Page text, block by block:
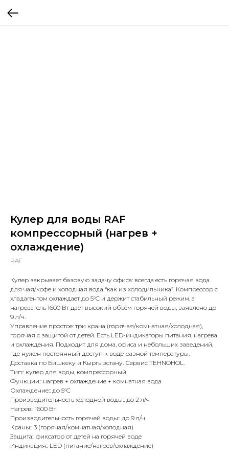
Кулер для воды RAF
компрессорный (нагрев +
охлаждение)
RAF
Кулер закрывает базовую задачу офиса: всегда есть горячая вода
для чая/кофе и холодная вода “как из холодильника”. Компрессор с
хладагентом охлаждает до 5°C и держит стабильный режим, а
нагреватель 1600 Вт даёт высокий объём горячей воды, заявлено до
9 л/ч.
Управление простое: три крана (горячая/комнатная/холодная),
горячая с защитой от детей. Есть LED-индикаторы питания, нагрева
и охлаждения. Подходит для дома, офиса и небольших заведений,
где нужен постоянный доступ к воде разной температуры.
Доставка по Бишкеку и Кыргызстану. Сервис TEHNOHOL.
Тип:: кулер для воды, компрессорный
Функции:: нагрев + охлаждение + комнатная вода
Охлаждение:: до 5°C
Производительность холодной воды:: до 2 л/ч
Нагрев:: 1600 Вт
Производительность горячей воды:: до 9 л/ч
Краны:: 3 (горячая/комнатная/холодная)
Защита:: фиксатор от детей на горячей воде
Индикация:: LED (питание/нагрев/охлаждение)